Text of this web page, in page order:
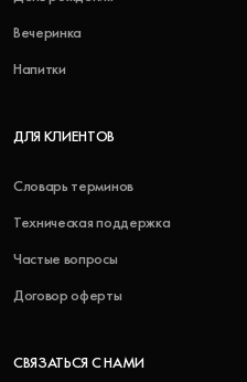
Вечеринка
Напитки
ДЛЯ КЛИЕНТОВ
Словарь терминов
Техническая поддержка
Частые вопросы
Договор оферты
СВЯЗАТЬСЯ С НАМИ